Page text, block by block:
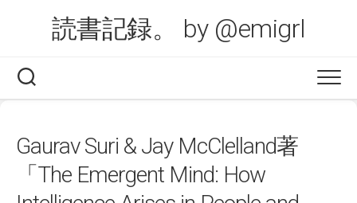
読書記録。 by @emigrl
Gaurav Suri & Jay McClelland著
「The Emergent Mind: How